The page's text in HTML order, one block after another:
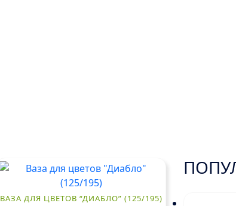
ВАЗА ДЛЯ ЦВЕТОВ “ДИАБЛО” (125/195)